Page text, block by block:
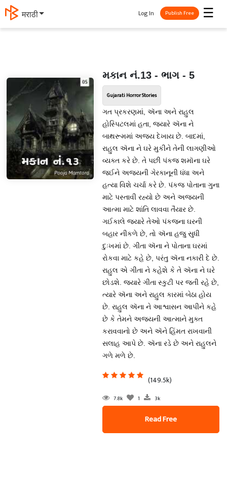
मराठी ☰
Log In Publish Free
મકાન નં.13 - ભાગ - 5
Gujarati Horror Stories
ગત પ્રકરણમાં, ઍના અને રાહુલ
હોસ્પિટલમાં હતા, જ્યારે ઍના ને
બાથરૂમમાં અજય દેખાય છે. બાદમાં,
રાહુલ ઍના ને ઘરે મુકીને તેની લાગણીઓ
વ્યક્ત કરે છે. તે પછી પંકજ શમૉના ઘરે
જઈને અજયની ગેરકાનૂની ધંધા અને
હત્યા વિશે ચર્ચા કરે છે. પંકજ પોતાના ગુના
માટે પસ્તાવી રહ્યો છે અને અજયની
આત્મા માટે શાંતિ લાવવા તૈયાર છે.
ગઈકાલે જ્યારે તેઓ પંકજના ઘરની
બહાર નીકળે છે, તો ઍના હજુ સુધી
દુઃખમાં છે. ગીતા ઍના ને પોતાના ઘરમાં
રોકવા માટે કહે છે, પરંતુ ઍના નકારી દે છે.
રાહુલ એ ગીતા ને કહેશે કે તે ઍના ને ઘરે
છોડશે. જ્યારે ગીતા સ્કુટી પર જતી રહે છે,
ત્યારે ઍના અને રાહુલ કારમાં બેઠા હોય
છે. રાહુલ ઍના ને આશ્વાસન આપીને કહે
છે કે તેમને અજયની આત્માને મુક્ત
કરાવવાનો છે અને ઍને હિંમત રાખવાની
સલાહ આપે છે. ઍના રડે છે અને રાહુલને
ગળે મળે છે.
(149.5k)
7.8k 1 3k
Read Free